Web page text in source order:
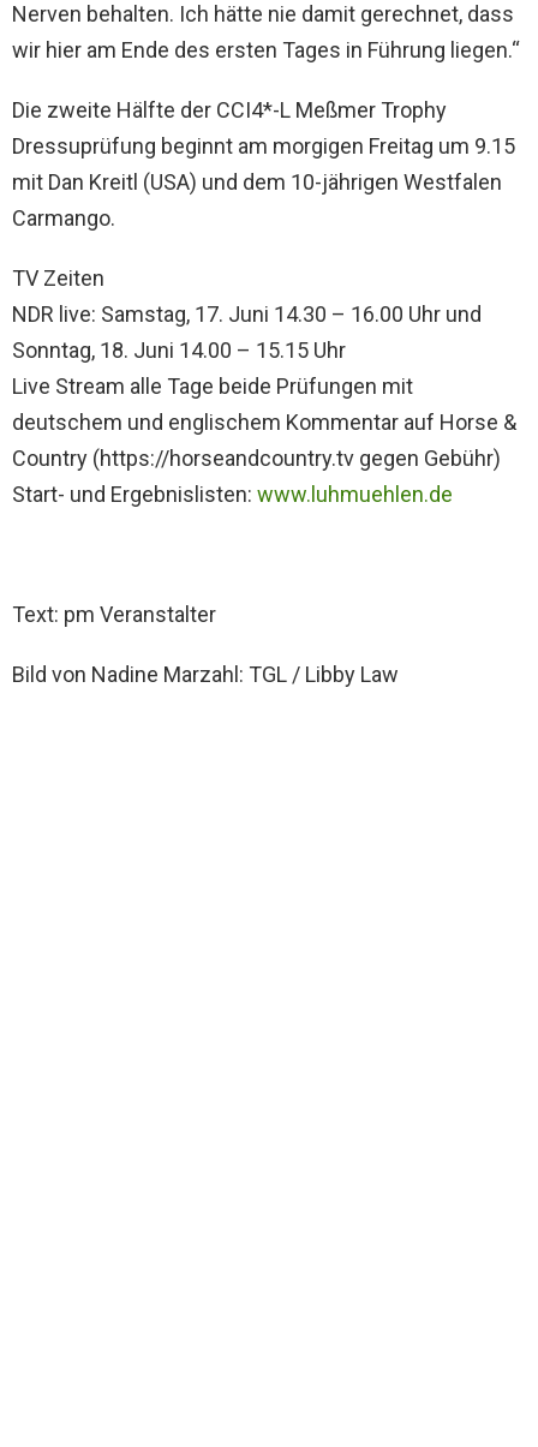
Nerven behalten. Ich hätte nie damit gerechnet, dass
wir hier am Ende des ersten Tages in Führung liegen.“
Die zweite Hälfte der CCI4*-L Meßmer Trophy
Dressuprüfung beginnt am morgigen Freitag um 9.15
mit Dan Kreitl (USA) und dem 10-jährigen Westfalen
Carmango.
TV Zeiten
NDR live: Samstag, 17. Juni 14.30 – 16.00 Uhr und
Sonntag, 18. Juni 14.00 – 15.15 Uhr
Live Stream alle Tage beide Prüfungen mit
deutschem und englischem Kommentar auf Horse &
Country (https://horseandcountry.tv gegen Gebühr)
Start- und Ergebnislisten: www.luhmuehlen.de
Text: pm Veranstalter
Bild von Nadine Marzahl: TGL / Libby Law